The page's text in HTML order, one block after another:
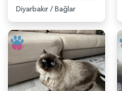
Diyarbakır / Bağlar